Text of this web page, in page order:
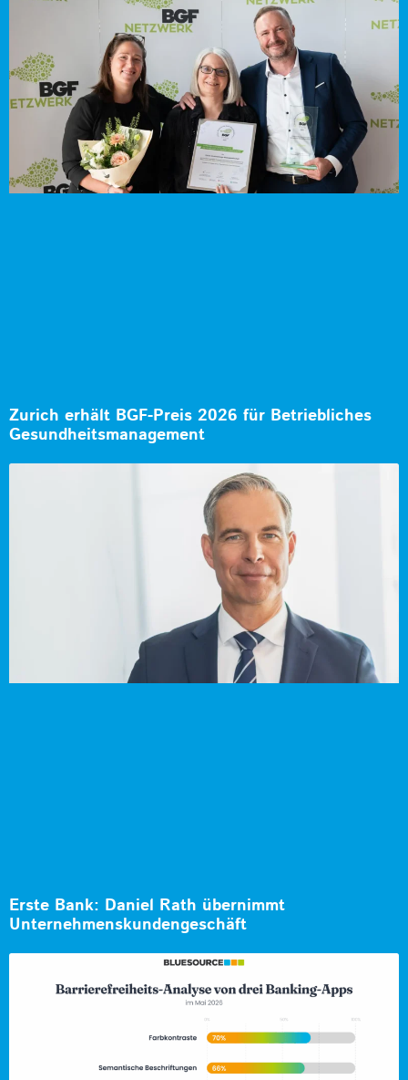
Zurich erhält BGF-Preis 2026 für Betriebliches
Gesundheitsmanagement
Erste Bank: Daniel Rath übernimmt
Unternehmenskundengeschäft